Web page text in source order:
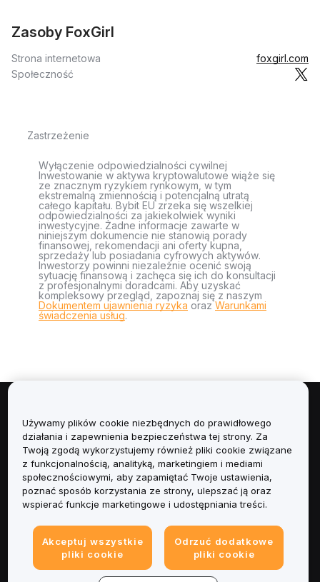
Zasoby FoxGirl
Strona internetowa
foxgirl.com
Społeczność
Zastrzeżenie
Wyłączenie odpowiedzialności cywilnej
Inwestowanie w aktywa kryptowalutowe wiąże się
ze znacznym ryzykiem rynkowym, w tym
ekstremalną zmiennością i potencjalną utratą
całego kapitału. Bybit EU zrzeka się wszelkiej
odpowiedzialności za jakiekolwiek wyniki
inwestycyjne. Żadne informacje zawarte w
niniejszym dokumencie nie stanowią porady
finansowej, rekomendacji ani oferty kupna,
sprzedaży lub posiadania cyfrowych aktywów.
Inwestorzy powinni niezależnie ocenić swoją
sytuację finansową i zachęca się ich do konsultacji
z profesjonalnymi doradcami. Aby uzyskać
kompleksowy przegląd, zapoznaj się z naszym
Dokumentem ujawnienia ryzyka orazWarunkami
świadczenia usług.
Informacje
Usługi
Obsługa Klienta
Informacje prawne
Używamy plików cookie niezbędnych do prawidłowego
działania i zapewnienia bezpieczeństwa tej strony. Za
Twoją zgodą wykorzystujemy również pliki cookie związane
z funkcjonalnością, analityką, marketingiem i mediami
społecznościowymi, aby zapamiętać Twoje ustawienia,
poznać sposób korzystania ze strony, ulepszać ją oraz
wspierać funkcje marketingowe i udostępniania treści.
Akceptuj wszystkie
pliki cookie
Odrzuć dodatkowe
pliki cookie